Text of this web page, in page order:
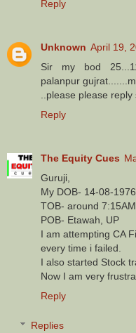
Reply
Unknown April 19,
Sir my bod
palanpur
..please please reply
Reply
The Equity Cues
Guruji,
My DOB- 14-08-1976
TOB- around 7:15AM
POB- Etawah, UP
I am attempting CA
every time i failed.
I also started Stock
Now I am very
Reply
Replies